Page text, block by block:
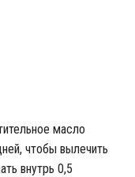
масло
чтобы вылечить
внутрь 0,5